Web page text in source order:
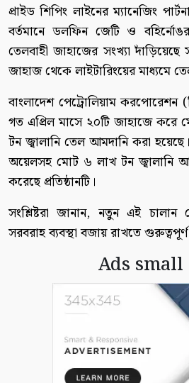
প্রাইড শিপিং লাইনের ম্যানেজিং
বর্তমানে ডলফিন জেটি ও
তেলবাহী জাহাজের সংখ্যা
জাহাজ থেকে লাইটারিংয়ের মাধ্যমে
বাংলাদেশ পেট্রোলিয়াম করপোরেশন
গত এপ্রিল মাসে ২০টি জাহাজে
টন জ্বালানি তেল আমদানি করা
অয়েলসহ মোট ৬ লাখ টন জ্বালানি
করেছে প্রতিষ্ঠানটি।
সংশ্লিষ্টরা জানান, নতুন এই চালান
সরবরাহ ব্যবস্থা বজায় রাখতে
Ads small